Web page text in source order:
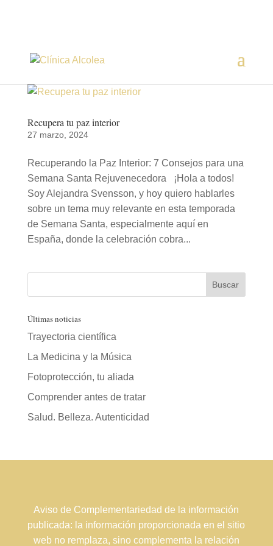
Recupera tu paz interior
27 marzo, 2024
Recuperando la Paz Interior: 7 Consejos para una
Semana Santa Rejuvenecedora ¡Hola a todos!
Soy Alejandra Svensson, y hoy quiero hablarles
sobre un tema muy relevante en esta temporada
de Semana Santa, especialmente aquí en
España, donde la celebración cobra...
Últimas noticias
Trayectoria científica
La Medicina y la Música
Fotoprotección, tu aliada
Comprender antes de tratar
Salud. Belleza. Autenticidad
Aviso de Complementariedad de la información
publicada: la información proporcionada en el sitio
web no remplaza, sino complementa la relación